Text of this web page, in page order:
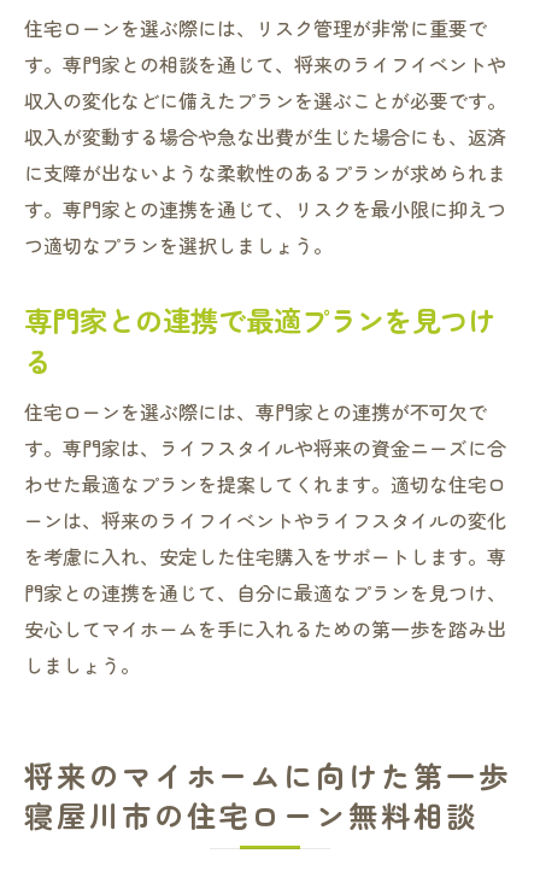
住宅ローンを選ぶ際には、リスク管理が非常に重要で
す。専門家との相談を通じて、将来のライフイベントや
収入の変化などに備えたプランを選ぶことが必要です。
収入が変動する場合や急な出費が生じた場合にも、返済
に支障が出ないような柔軟性のあるプランが求められま
す。専門家との連携を通じて、リスクを最小限に抑えつ
つ適切なプランを選択しましょう。
専門家との連携で最適プランを見つけ
る
住宅ローンを選ぶ際には、専門家との連携が不可欠で
す。専門家は、ライフスタイルや将来の資金ニーズに合
わせた最適なプランを提案してくれます。適切な住宅ロ
ーンは、将来のライフイベントやライフスタイルの変化
を考慮に入れ、安定した住宅購入をサポートします。専
門家との連携を通じて、自分に最適なプランを見つけ、
安心してマイホームを手に入れるための第一歩を踏み出
しましょう。
将来のマイホームに向けた第一歩
寝屋川市の住宅ローン無料相談